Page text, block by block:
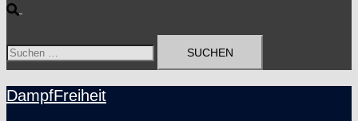
Suche
Suchen
DampfFreiheit